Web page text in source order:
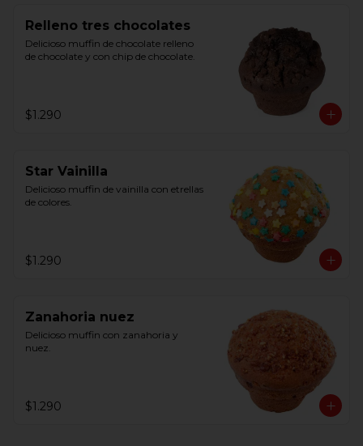
Relleno tres chocolates
Delicioso muffin de chocolate relleno
de chocolate y con chip de chocolate.
$1.290
Star Vainilla
Delicioso muffin de vainilla con etrellas
de colores.
$1.290
Zanahoria nuez
Delicioso muffin con zanahoria y
nuez.
$1.290